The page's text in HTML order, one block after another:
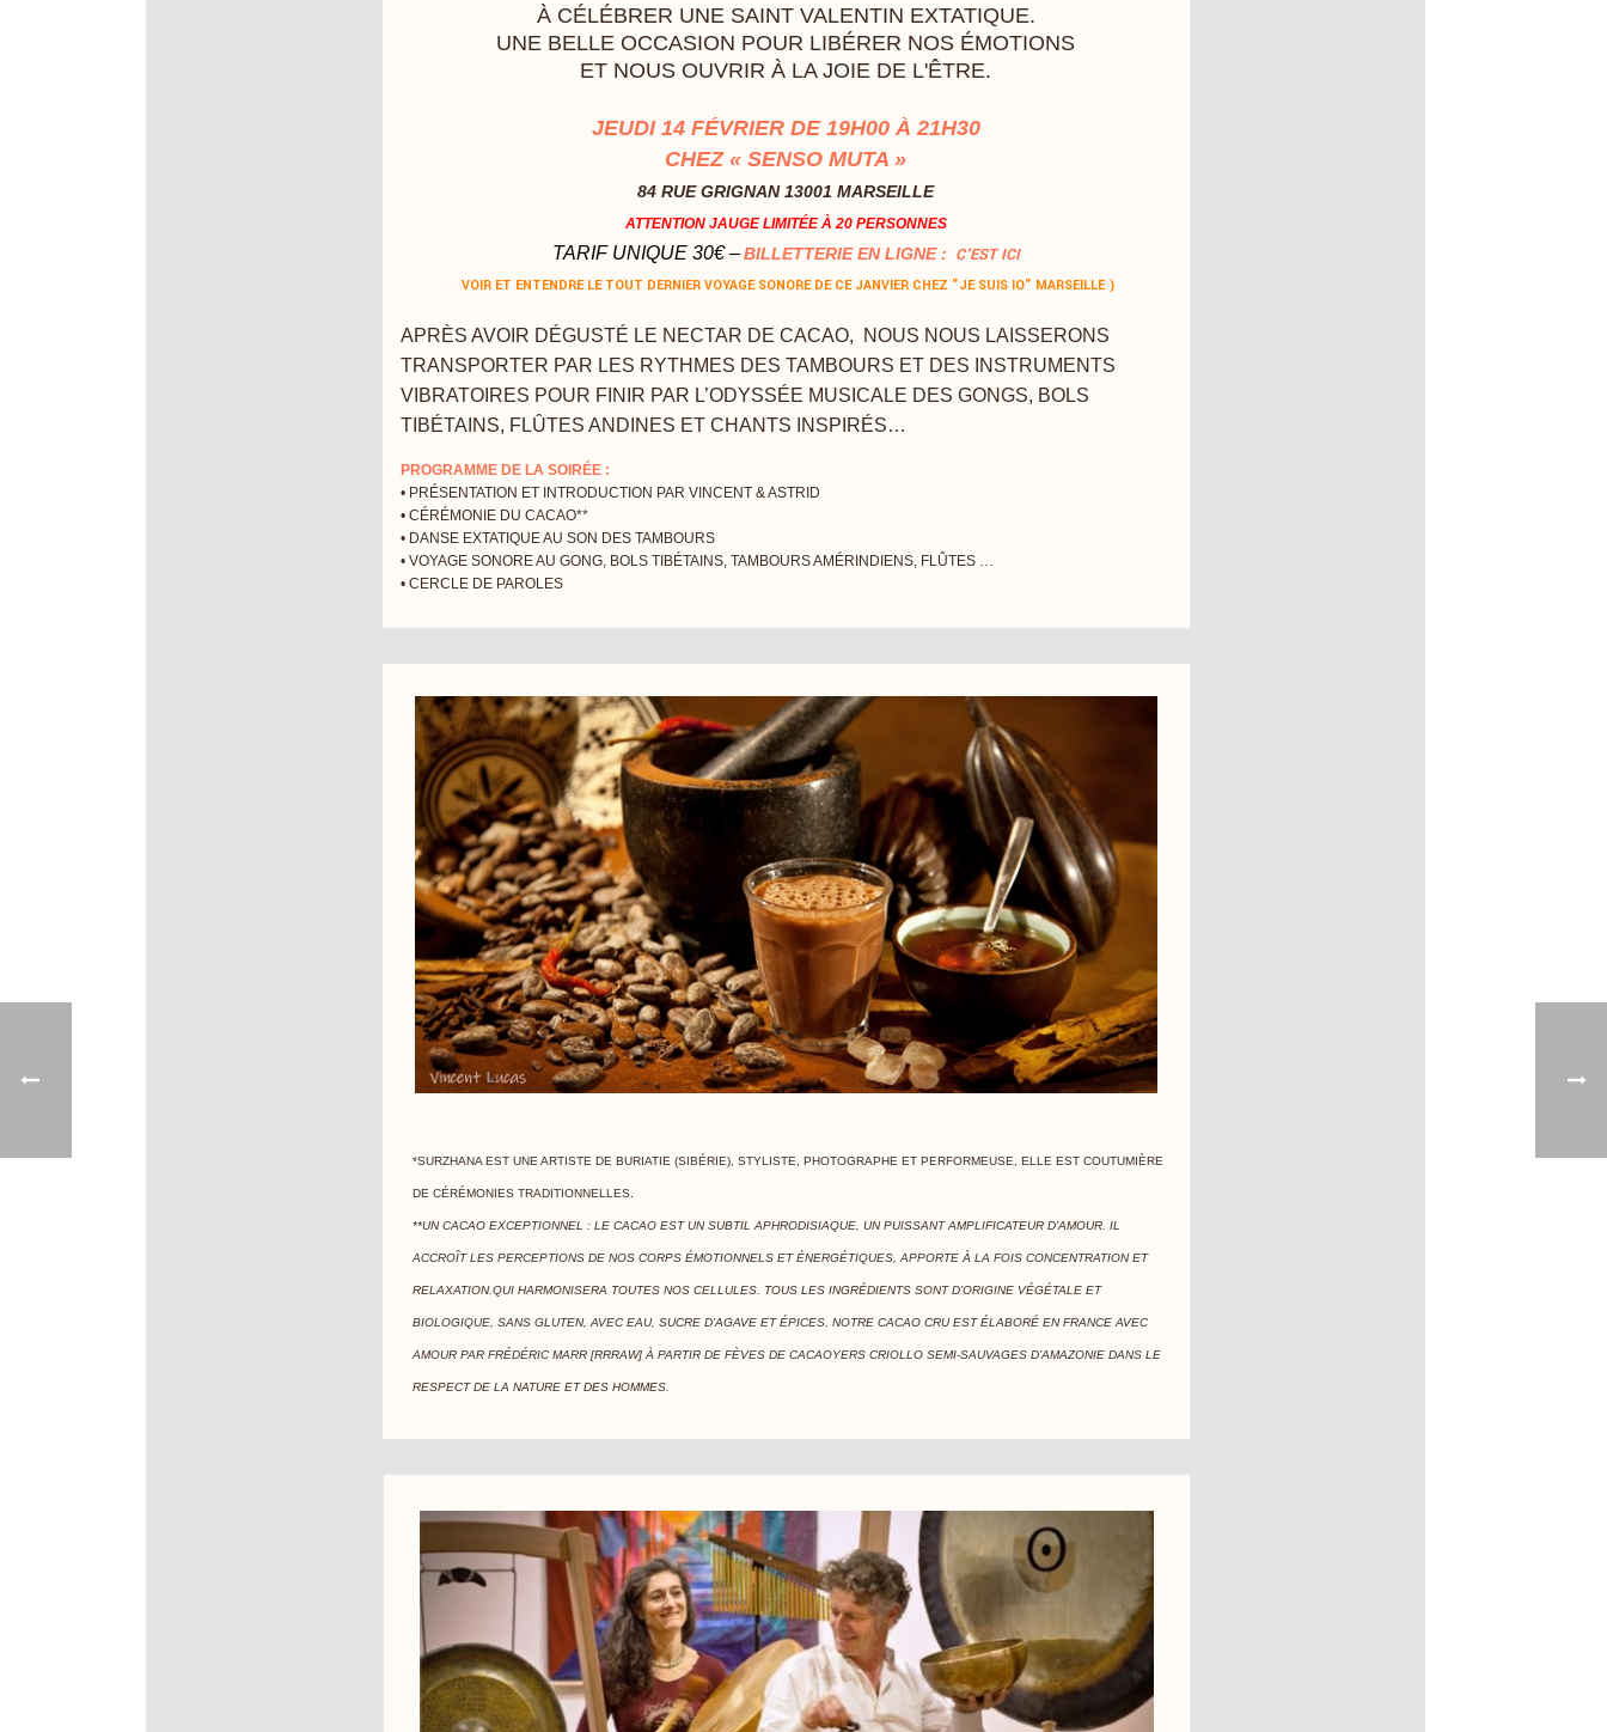
À CÉLÉBRER UNE SAINT VALENTIN EXTATIQUE.
UNE BELLE OCCASION POUR LIBÉRER NOS ÉMOTIONS
ET NOUS OUVRIR À LA JOIE DE L'ÊTRE.
JEUDI 14 FÉVRIER DE 19H00 À 21H30
CHEZ « SENSO MUTA »
84 RUE GRIGNAN 13001 MARSEILLE
ATTENTION JAUGE LIMITÉE À 20 PERSONNES
TARIF UNIQUE 30€ – BILLETTERIE EN LIGNE : C'EST ICI
VOIR ET ENTENDRE LE TOUT DERNIER VOYAGE SONORE DE CE JANVIER CHEZ "JE SUIS IO" MARSEILLE )
APRÈS AVOIR DÉGUSTÉ LE NECTAR DE CACAO, NOUS NOUS LAISSERONS
TRANSPORTER PAR LES RYTHMES DES TAMBOURS ET DES INSTRUMENTS
VIBRATOIRES POUR FINIR PAR L’ODYSSÉE MUSICALE DES GONGS, BOLS
TIBÉTAINS, FLÛTES ANDINES ET CHANTS INSPIRÉS…
PROGRAMME DE LA SOIRÉE :
• PRÉSENTATION ET INTRODUCTION PAR VINCENT & ASTRID
• CÉRÉMONIE DU CACAO**
• DANSE EXTATIQUE AU SON DES TAMBOURS
• VOYAGE SONORE AU GONG, BOLS TIBÉTAINS, TAMBOURS AMÉRINDIENS, FLÛTES …
• CERCLE DE PAROLES
*SURZHANA EST UNE ARTISTE DE BURIATIE (SIBÉRIE), STYLISTE, PHOTOGRAPHE ET PERFORMEUSE, ELLE EST COUTUMIÈRE
DE CÉRÉMONIES TRADITIONNELLES.
**UN CACAO EXCEPTIONNEL : LE CACAO EST UN SUBTIL APHRODISIAQUE, UN PUISSANT AMPLIFICATEUR D’AMOUR. IL
ACCROÎT LES PERCEPTIONS DE NOS CORPS ÉMOTIONNELS ET ÉNERGÉTIQUES, APPORTE À LA FOIS CONCENTRATION ET
RELAXATION.QUI HARMONISERA TOUTES NOS CELLULES. TOUS LES INGRÉDIENTS SONT D’ORIGINE VÉGÉTALE ET
BIOLOGIQUE, SANS GLUTEN, AVEC EAU, SUCRE D’AGAVE ET ÉPICES. NOTRE CACAO CRU EST ÉLABORÉ EN FRANCE AVEC
AMOUR PAR FRÉDÉRIC MARR [RRRAW] À PARTIR DE FÈVES DE CACAOYERS CRIOLLO SEMI-SAUVAGES D’AMAZONIE DANS LE
RESPECT DE LA NATURE ET DES HOMMES.